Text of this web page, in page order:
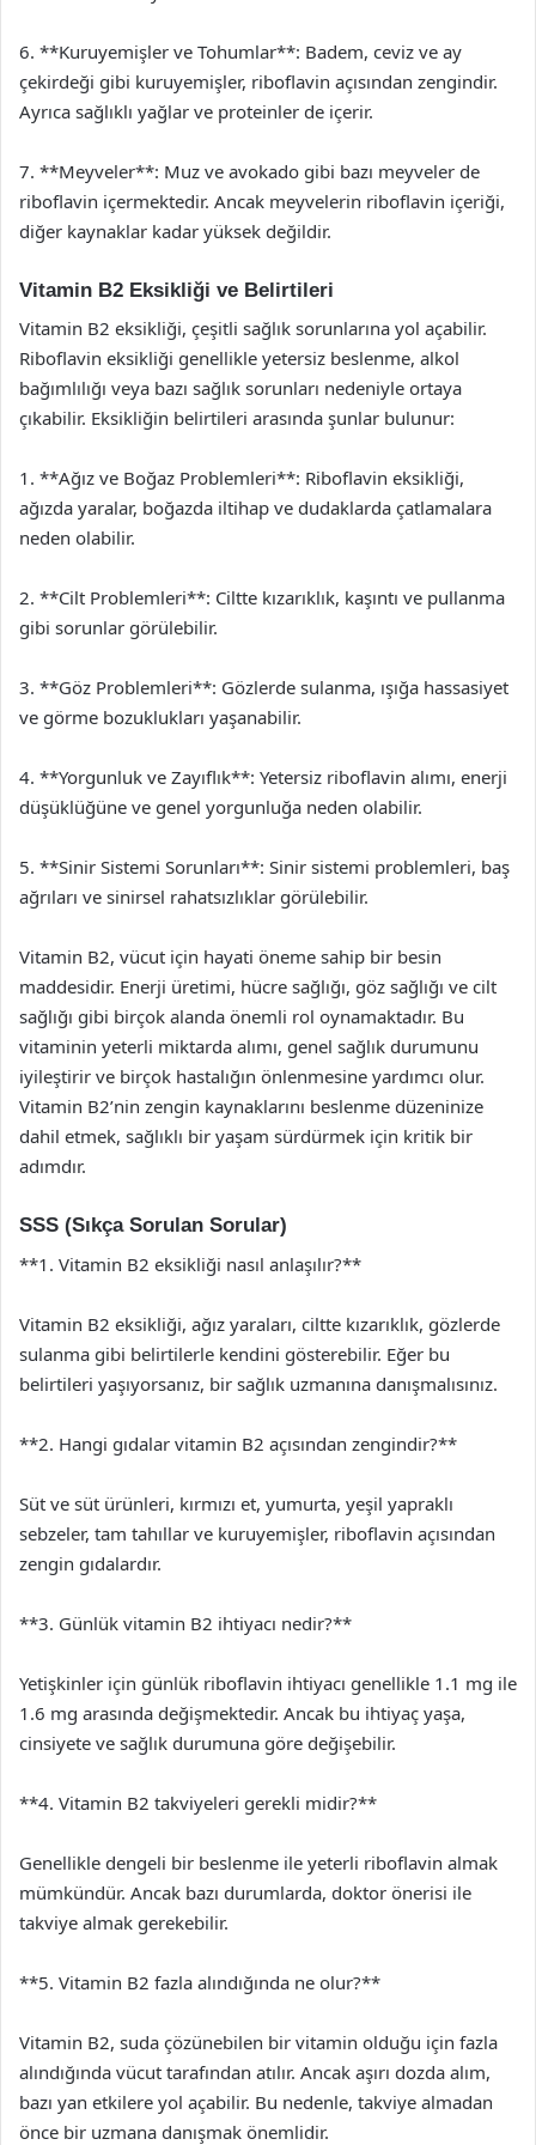
6. **Kuruyemişler ve Tohumlar**: Badem, ceviz ve ay
çekirdeği gibi kuruyemişler, riboflavin açısından zengindir.
Ayrıca sağlıklı yağlar ve proteinler de içerir.
7. **Meyveler**: Muz ve avokado gibi bazı meyveler de
riboflavin içermektedir. Ancak meyvelerin riboflavin içeriği,
diğer kaynaklar kadar yüksek değildir.
Vitamin B2 Eksikliği ve Belirtileri
Vitamin B2 eksikliği, çeşitli sağlık sorunlarına yol açabilir.
Riboflavin eksikliği genellikle yetersiz beslenme, alkol
bağımlılığı veya bazı sağlık sorunları nedeniyle ortaya
çıkabilir. Eksikliğin belirtileri arasında şunlar bulunur:
1. **Ağız ve Boğaz Problemleri**: Riboflavin eksikliği,
ağızda yaralar, boğazda iltihap ve dudaklarda çatlamalara
neden olabilir.
2. **Cilt Problemleri**: Ciltte kızarıklık, kaşıntı ve pullanma
gibi sorunlar görülebilir.
3. **Göz Problemleri**: Gözlerde sulanma, ışığa hassasiyet
ve görme bozuklukları yaşanabilir.
4. **Yorgunluk ve Zayıflık**: Yetersiz riboflavin alımı, enerji
düşüklüğüne ve genel yorgunluğa neden olabilir.
5. **Sinir Sistemi Sorunları**: Sinir sistemi problemleri, baş
ağrıları ve sinirsel rahatsızlıklar görülebilir.
Vitamin B2, vücut için hayati öneme sahip bir besin
maddesidir. Enerji üretimi, hücre sağlığı, göz sağlığı ve cilt
sağlığı gibi birçok alanda önemli rol oynamaktadır. Bu
vitaminin yeterli miktarda alımı, genel sağlık durumunu
iyileştirir ve birçok hastalığın önlenmesine yardımcı olur.
Vitamin B2’nin zengin kaynaklarını beslenme düzeninize
dahil etmek, sağlıklı bir yaşam sürdürmek için kritik bir
adımdır.
SSS (Sıkça Sorulan Sorular)
**1. Vitamin B2 eksikliği nasıl anlaşılır?**
Vitamin B2 eksikliği, ağız yaraları, ciltte kızarıklık, gözlerde
sulanma gibi belirtilerle kendini gösterebilir. Eğer bu
belirtileri yaşıyorsanız, bir sağlık uzmanına danışmalısınız.
**2. Hangi gıdalar vitamin B2 açısından zengindir?**
Süt ve süt ürünleri, kırmızı et, yumurta, yeşil yapraklı
sebzeler, tam tahıllar ve kuruyemişler, riboflavin açısından
zengin gıdalardır.
**3. Günlük vitamin B2 ihtiyacı nedir?**
Yetişkinler için günlük riboflavin ihtiyacı genellikle 1.1 mg ile
1.6 mg arasında değişmektedir. Ancak bu ihtiyaç yaşa,
cinsiyete ve sağlık durumuna göre değişebilir.
**4. Vitamin B2 takviyeleri gerekli midir?**
Genellikle dengeli bir beslenme ile yeterli riboflavin almak
mümkündür. Ancak bazı durumlarda, doktor önerisi ile
takviye almak gerekebilir.
**5. Vitamin B2 fazla alındığında ne olur?**
Vitamin B2, suda çözünebilen bir vitamin olduğu için fazla
alındığında vücut tarafından atılır. Ancak aşırı dozda alım,
bazı yan etkilere yol açabilir. Bu nedenle, takviye almadan
önce bir uzmana danışmak önemlidir.